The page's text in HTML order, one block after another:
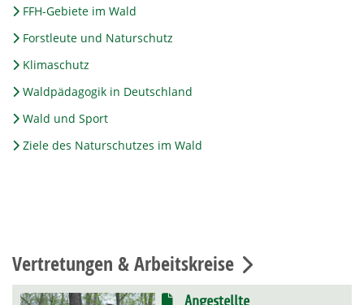
FFH-Gebiete im Wald
Forstleute und Naturschutz
Klimaschutz
Waldpädagogik in Deutschland
Wald und Sport
Ziele des Naturschutzes im Wald
Vertretungen & Arbeitskreise
Angestellte